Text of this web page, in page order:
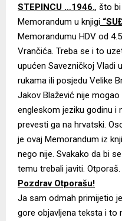
STEPINCU …1946., što
Memorandum u knjigi
Memorandumu HDV od
Vrančića. Treba se i to
upućen Savezničkoj Vladi
rukama ili posjedu Velike
Jakov Blažević nije
engleskom jeziku godinu i
prevesti ga na hrvatski.
je ovaj Memorandum iz
nego nije. Svakako da bi
temu trebali javiti. Otporaš.
Pozdrav Otporašu!
Ja sam odmah primijetio
gore objavljena teksta i to